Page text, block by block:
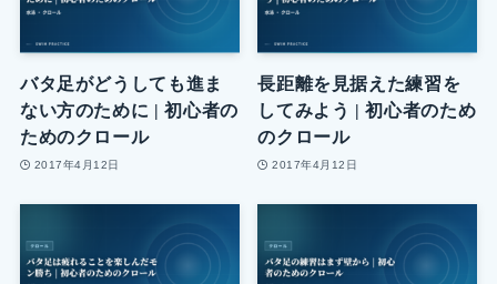
バタ足がどうしても進ま
ない方のために | 初心者の
ためのクロール
2017年4月12日
長距離を見据えた練習を
してみよう | 初心者のため
のクロール
2017年4月12日